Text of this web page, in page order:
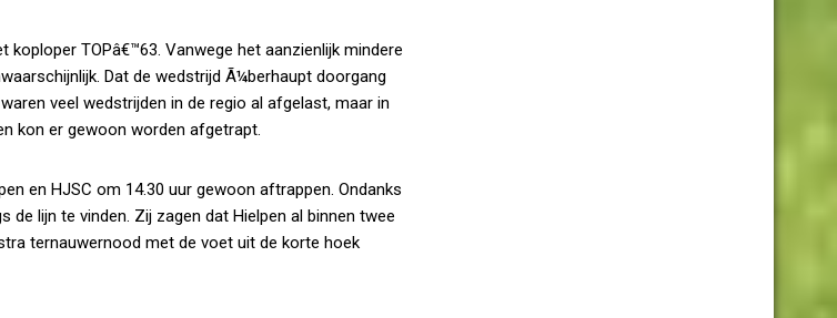
TOPâ€™63. Vanwege het aanzienlijk mindere
Dat de wedstrijd Ã¼berhaupt doorgang
veel wedstrijden in de regio al afgelast, maar in
kon er gewoon worden afgetrapt.
en HJSC om 14.30 uur gewoon aftrappen. Ondanks
lijn te vinden. Zij zagen dat Hielpen al binnen twee
ternauwernood met de voet uit de korte hoek